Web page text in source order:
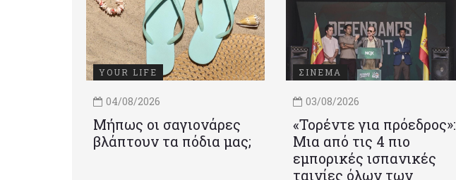
YOUR LIFE
04/08/2026
Μήπως οι σαγιονάρες
βλάπτουν τα πόδια μας;
ΣΙΝΕΜΑ
03/08/2026
«Τορέντε για πρόεδρος»:
Mια από τις 4 πιο
εμπορικές ισπανικές
ταινίες όλων των